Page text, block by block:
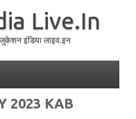
Live.In
इंडिया लाइव.इन
2023 KAB